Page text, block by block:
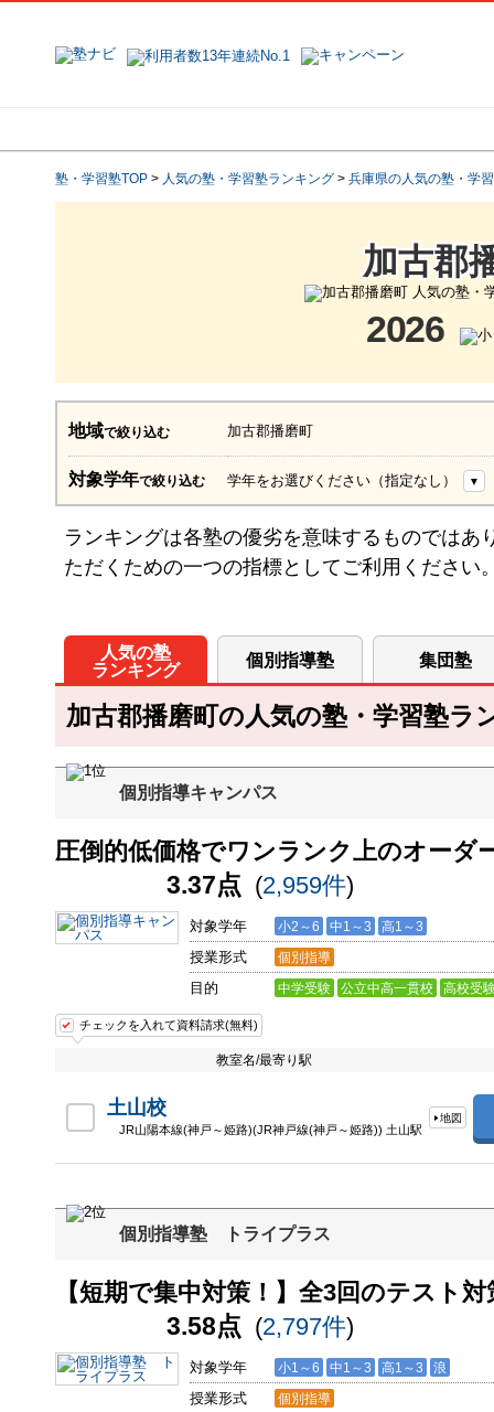
塾・学習塾TOP > 人気の塾・学習塾ランキング > 兵庫県の人気の塾・学
加古郡
2026
地域で絞り込む 加古郡播磨町
対象学年で絞り込む 学年をお選びください（指定なし）
ランキングは各塾の優劣を意味するものではあ
ただくための一つの指標としてご利用ください
人気の塾
ランキング
個別指導塾 集団塾
加古郡播磨町の人気の塾・学習塾ラ
個別指導キャンパス
圧倒的低価格でワンランク上のオーダ
3.37点 (2,959件)
対象学年 小2～6 中1～3 高1～3
授業形式 個別指導
目的 中学受験 公立中高一貫校 高校受
チェックを入れて資料請求(無料)
教室名/最寄り駅
土山校
JR山陽本線(神戸～姫路)(JR神戸線(神戸～姫路)) 土山駅
地図
個別指導塾 トライプラス
【短期で集中対策！】全3回のテスト
3.58点 (2,797件)
対象学年 小1～6 中1～3 高1～3 浪
授業形式 個別指導